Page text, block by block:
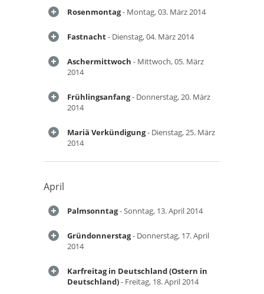
Rosenmontag- Montag, 03. März 2014
Fastnacht- Dienstag, 04. März 2014
Aschermittwoch - Mittwoch, 05. März
2014
Frühlingsanfang- Donnerstag, 20. März
2014
Mariä Verkündigung- Dienstag, 25. März
2014
April
Palmsonntag- Sonntag, 13. April 2014
Gründonnerstag- Donnerstag, 17. April
2014
Karfreitag in Deutschland (Ostern in
Deutschland)- Freitag, 18. April 2014